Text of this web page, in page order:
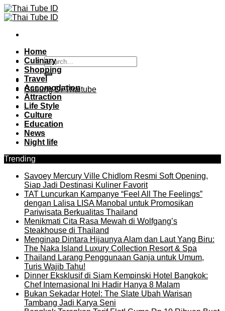
Skip
to
Gabung Di Thaitube
Home
Culinary
Shopping
Travel
Accomodation
Attraction
Life Style
Culture
Education
News
Night life
Trending
Savoey Mercury Ville Chidlom Resmi Soft Opening,
Siap Jadi Destinasi Kuliner Favorit
TAT Luncurkan Kampanye “Feel All The Feelings”
dengan Lalisa LISA Manobal untuk Promosikan
Pariwisata Berkualitas Thailand
Menikmati Cita Rasa Mewah di Wolfgang’s
Steakhouse di Thailand
Menginap Dintara Hijaunya Alam dan Laut Yang Biru:
The Naka Island Luxury Collection Resort & Spa
Thailand Larang Penggunaan Ganja untuk Umum,
Turis Wajib Tahu!
Dinner Eksklusif di Siam Kempinski Hotel Bangkok:
Chef Internasional Ini Hadir Hanya 8 Malam
Bukan Sekadar Hotel: The Slate Ubah Warisan
Tambang Jadi Karya Seni